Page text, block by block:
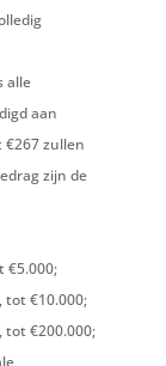
alle
aan
zullen
zijn de
€5.000;
tot €10.000;
tot €200.000;